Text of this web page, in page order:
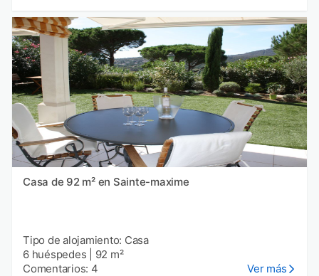
Casa de 92 m² en Sainte-maxime
Tipo de alojamiento: Casa
6 huéspedes
92 m²
Comentarios: 4
Ver más